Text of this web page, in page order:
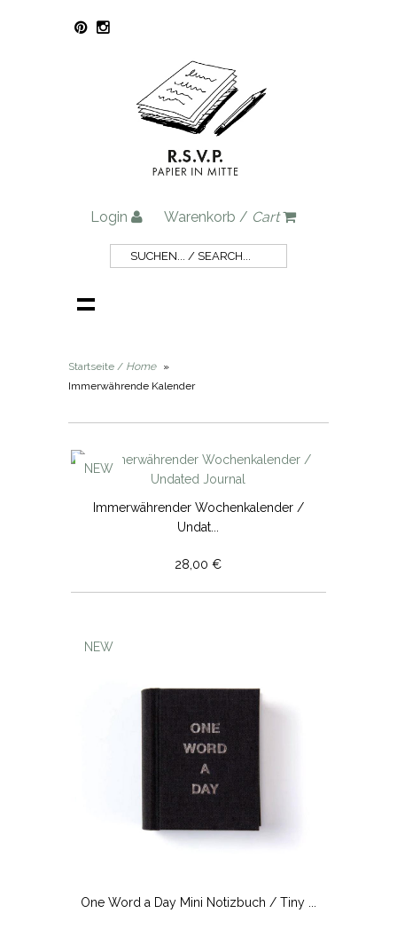
Login Warenkorb / Cart
Startseite / Home
»
Immerwährende Kalender
NEW
Immerwährender Wochenkalender /
Undat...
28,00 €
NEW
One Word a Day Mini Notizbuch / Tiny ...